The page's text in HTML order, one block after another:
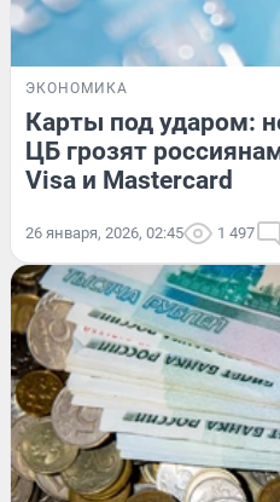
ЭКОНОМИКА
Карты под ударом:
ЦБ грозят
Visa и Mastercard
26 января, 2026, 02:45 1 497